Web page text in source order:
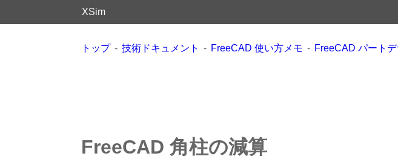
XSim
トップ 技術ドキュメント FreeCAD 使い方メモ FreeCAD パート
FreeCAD 角柱の減算